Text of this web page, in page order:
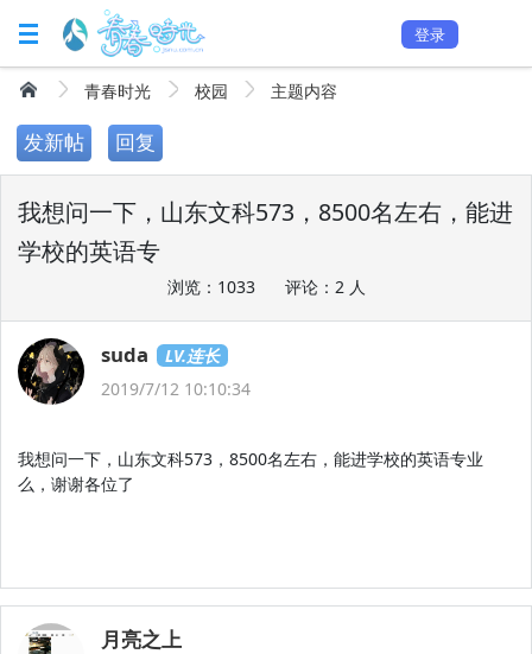
登录
青春时光 校园 主题内容
发新帖 回复
我想问一下，山东文科573，8500名左右，能进
学校的英语专
浏览：1033 评论：2 人
suda
LV.连长
2019/7/12 10:10:34
我想问一下，山东文科573，8500名左右，能进学校的英语专业
么，谢谢各位了
月亮之上